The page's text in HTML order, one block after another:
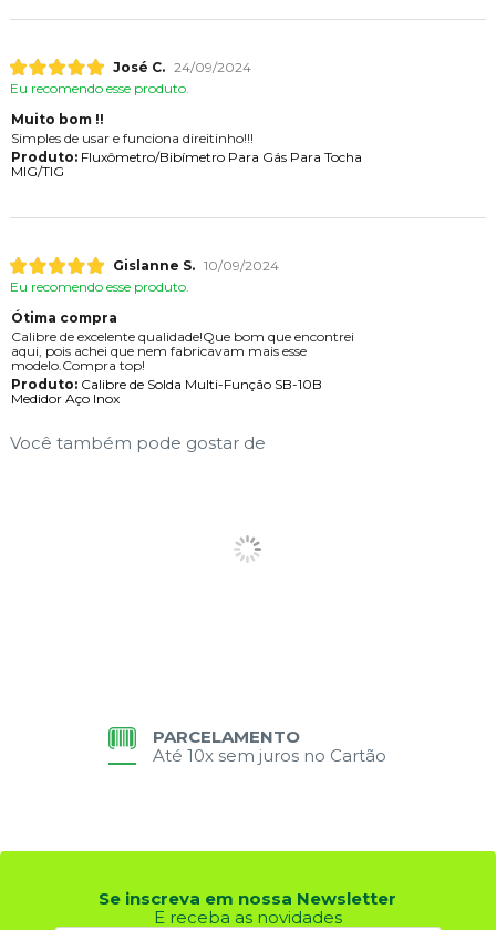
José C. 24/09/2024
Eu recomendo esse produto.
Muito bom !!
Simples de usar e funciona direitinho!!!
Produto:Fluxômetro/Bibímetro Para Gás Para Tocha
MIG/TIG
Gislanne S. 10/09/2024
Eu recomendo esse produto.
Ótima compra
Calibre de excelente qualidade!Que bom que encontrei
aqui, pois achei que nem fabricavam mais esse
modelo.Compra top!
Produto:Calibre de Solda Multi-Função SB-10B
Medidor Aço Inox
Você também pode gostar de
PARCELAMENTO
Até 10x sem juros no Cartão
Se inscreva em nossa Newsletter
E receba as novidades